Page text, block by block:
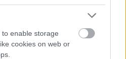
enable storage
cookies on web or
az új köztársasági elnököt az
országban, köztük Karcagon
országban: Szolnokon klímát